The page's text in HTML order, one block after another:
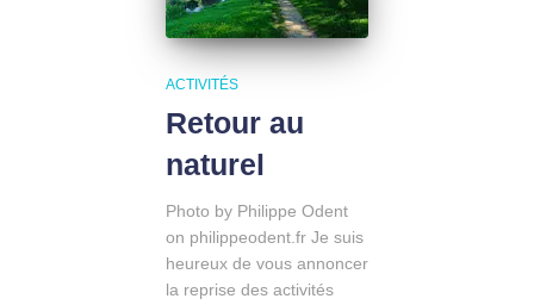
ACTIVITÉS
Retour au
naturel
Photo by Philippe Odent
on philippeodent.fr Je suis
heureux de vous annoncer
la reprise des activités